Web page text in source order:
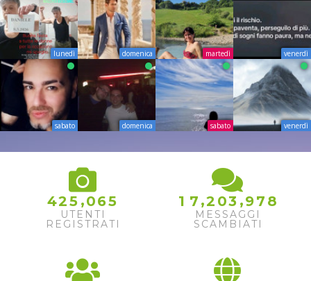
lunedì domenica martedì venerdì
sabato domenica sabato venerdì
425 ,065
UTENTI
REGISTRATI
1 7 ,2 03 ,97 8
MESSAGGI
SCAMBIATI